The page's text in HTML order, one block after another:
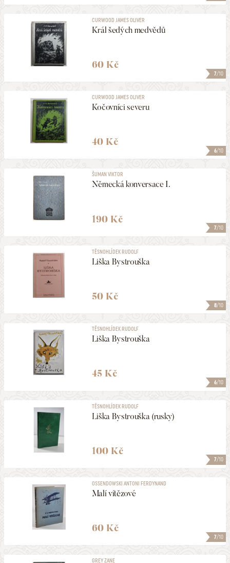
7/10
CURWOOD JAMES OLIVER
Král šedých medvědů
60 Kč
6/10
CURWOOD JAMES OLIVER
Kočovníci severu
40 Kč
7/10
ŠUMAN VIKTOR
Německá konversace I.
190 Kč
8/10
TĚSNOHLÍDEK RUDOLF
Liška Bystrouška
50 Kč
6/10
TĚSNOHLÍDEK RUDOLF
Liška Bystrouška
45 Kč
7/10
TĚSNOHLÍDEK RUDOLF
Liška Bystrouška (rusky)
100 Kč
7/10
OSSENDOWSKI ANTONI FERDYNAND
Malí vítězové
60 Kč
GREY ZANE